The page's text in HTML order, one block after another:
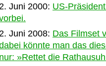
2. Juni 2000: US-
2. Juni 2008: Das Filmset
könnte man das
nur: »Rettet die